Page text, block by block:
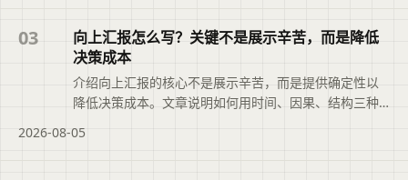
快速了解页面主题、主要内容与适用场景，再进入文章
查看完整信息。
03
向上汇报怎么写？关键不是展示辛苦，而是降低
决策成本
介绍向上汇报的核心不是展示辛苦，而是提供确定性以
降低决策成本。文章说明如何用时间、因果、结构三种
将分散材料整理成结构化初稿，帮助管理者快速判断、
2026-08-05